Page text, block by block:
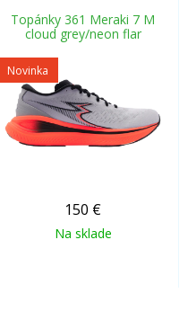
Topánky 361 Meraki 7 M
cloud grey/neon flar
Novinka
150 €
Na sklade